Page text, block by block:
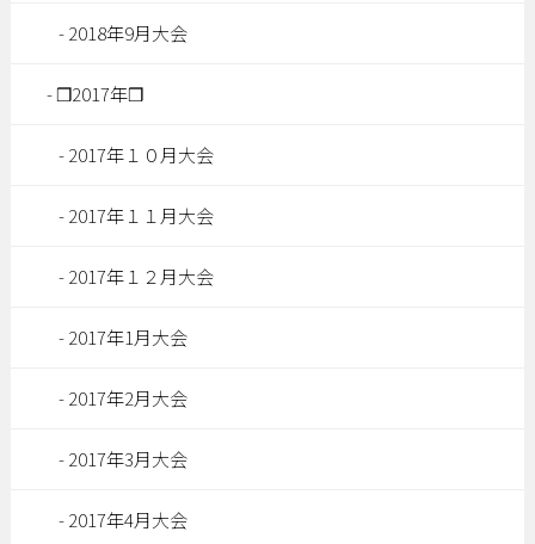
2018年9月大会
❒2017年❒
2017年１０月大会
2017年１１月大会
2017年１２月大会
2017年1月大会
2017年2月大会
2017年3月大会
2017年4月大会